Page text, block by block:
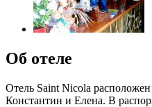
Об отеле
Отель Saint Nicola
Константин и Елена. В